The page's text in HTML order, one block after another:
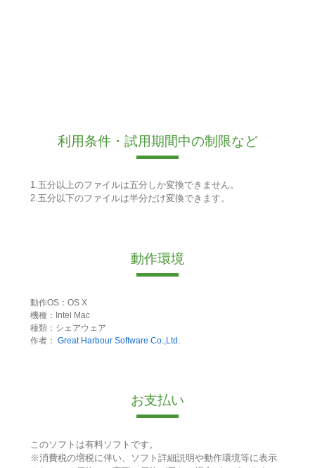
利用条件・試用期間中の制限など
1.五分以上のファイルは五分しか変換できません。
2.五分以下のファイルは半分だけ変換できます。
動作環境
動作OS：OS X
機種：Intel Mac
種類：シェアウェア
作者： Great Harbour Software Co.,Ltd.
お支払い
このソフトは有料ソフトです。
※消費税の増税に伴い、ソフト詳細説明や動作環境等に表示